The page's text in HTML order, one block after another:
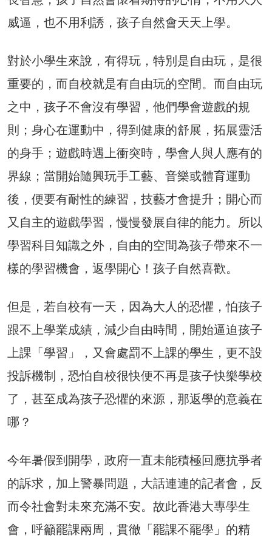
威逼，也不用利誘，孩子自然會天天上學。
對於小學生來說，有得玩，特別是自由玩，是很
重要的，而自校就是有自由玩的空間。而自由玩
之中，孩子不會沒有學習，他們學會遊戲的規
則；身心在運動中，得到健康的舒展，拓展靈活
的身手；遊戲時遇上衝突時，學會人與人應有的
界線；當開始隨興玩手工藝、音樂或體育運動
後，便要有耐性的練習，技藝才會提升；開心而
又自主的遊戲學習，慢慢發展自律的能力。所以
學習科目知識之外，自由的空間為孩子帶來不一
樣的學習機會，返學開心！孩子自然喜歡。
但是，若自校有一天，因為大人的恐懼，怕孩子
跟不上學業成績，減少自由時間，開始逼迫孩子
上課「學習」，又會處罰不上課的學生，更不設
投訴機制，恐怕自校很快便不再是孩子快樂學校
了，甚至成為孩子恐懼的來源，那返學的意義在
哪？
今年暑假到開學，政府一直未能積極回應抗爭者
的訴求，加上警暴問題，大話連連的記者會，反
而令社會對未來充滿不安。故此香港大專學生
會，呼籲罷課兩周，貫徹「罷課不罷學」的精